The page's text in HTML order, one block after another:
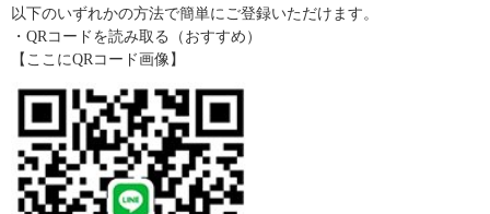
以下のいずれかの方法で簡単にご登録いただけます。
・QRコードを読み取る（おすすめ）
【ここにQRコード画像】